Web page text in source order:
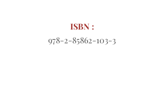
ISBN :
978-2-85862-103-3